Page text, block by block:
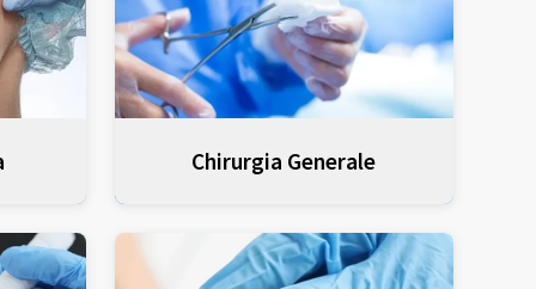
Chirurgia Generale